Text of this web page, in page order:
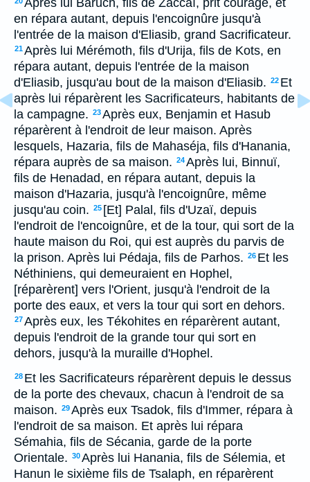
Après lui Baruch, fils de Zaccaï, prit courage, et
en répara autant, depuis l'encoignûre jusqu'à
l'entrée de la maison d'Eliasib, grand Sacrificateur.
21Après lui Mérémoth, fils d'Urija, fils de Kots, en
répara autant, depuis l'entrée de la maison
d'Eliasib, jusqu'au bout de la maison d'Eliasib. 22 Et
après lui réparèrent les Sacrificateurs, habitants de
la campagne. 23Après eux, Benjamin et Hasub
réparèrent à l'endroit de leur maison. Après
lesquels, Hazaria, fils de Mahaséja, fils d'Hanania,
répara auprès de sa maison. 24Après lui, Binnuï,
fils de Henadad, en répara autant, depuis la
maison d'Hazaria, jusqu'à l'encoignûre, même
jusqu'au coin. 25 [Et] Palal, fils d'Uzaï, depuis
l'endroit de l'encoignûre, et de la tour, qui sort de la
haute maison du Roi, qui est auprès du parvis de
la prison. Après lui Pédaja, fils de Parhos. 26 Et les
Néthiniens, qui demeuraient en Hophel,
[réparèrent] vers l'Orient, jusqu'à l'endroit de la
porte des eaux, et vers la tour qui sort en dehors.
27Après eux, les Tékohites en réparèrent autant,
depuis l'endroit de la grande tour qui sort en
dehors, jusqu'à la muraille d'Hophel.
28 Et les Sacrificateurs réparèrent depuis le dessus
de la porte des chevaux, chacun à l'endroit de sa
maison. 29Après eux Tsadok, fils d'Immer, répara à
l'endroit de sa maison. Et après lui répara
Sémahia, fils de Sécania, garde de la porte
Orientale. 30Après lui Hanania, fils de Sélemia, et
Hanun le sixième fils de Tsalaph, en réparèrent